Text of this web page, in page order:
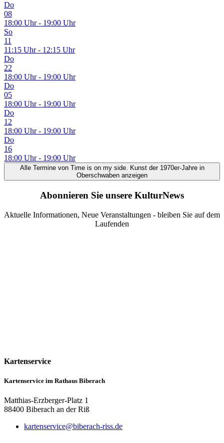
Do
08
18:00 Uhr - 19:00 Uhr
So
11
11:15 Uhr - 12:15 Uhr
Do
22
18:00 Uhr - 19:00 Uhr
Do
05
18:00 Uhr - 19:00 Uhr
Do
12
18:00 Uhr - 19:00 Uhr
Do
16
18:00 Uhr - 19:00 Uhr
Alle Termine von Time is on my side. Kunst der 1970er-Jahre in
Oberschwaben anzeigen
Abonnieren Sie unsere KulturNews
Aktuelle Informationen, Neue Veranstaltungen - bleiben Sie auf dem
Laufenden
Kartenservice
Kartenservice im Rathaus Biberach
Matthias-Erzberger-Platz 1
88400 Biberach an der Riß
kartenservice@biberach-riss.de